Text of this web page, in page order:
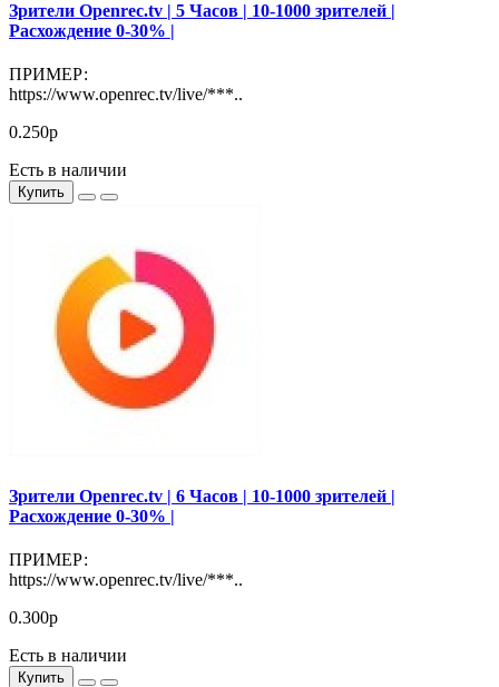
Зрители Openrec.tv | 5 Часов | 10-1000 зрителей |
Расхождение 0-30% |
ПРИМЕР:
https://www.openrec.tv/live/***..
0.250р
Есть в наличии
Купить
Зрители Openrec.tv | 6 Часов | 10-1000 зрителей |
Расхождение 0-30% |
ПРИМЕР:
https://www.openrec.tv/live/***..
0.300р
Есть в наличии
Купить